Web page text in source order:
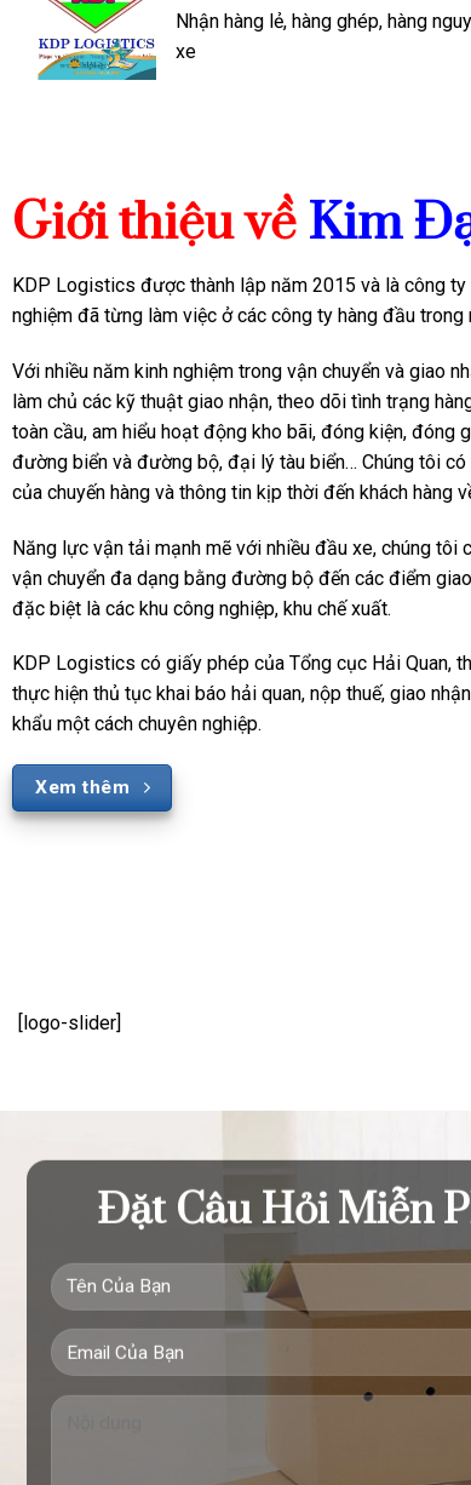
Nhận hàng lẻ, hàng ghép, hàng
xe
Giới thiệu vềKim
KDP Logistics được thành lập năm 2015 và là công
nghiệm đã từng làm việc ở các công ty hàng đầu
Với nhiều năm kinh nghiệm trong vận chuyển và giao
làm chủ các kỹ thuật giao nhận, theo dõi tình trạng
toàn cầu, am hiểu hoạt động kho bãi, đóng kiện, đóng
đường biển và đường bộ, đại lý tàu biển… Chúng tôi
của chuyến hàng và thông tin kịp thời đến khách hàng
Năng lực vận tải mạnh mẽ với nhiều đầu xe, chúng tôi
vận chuyển đa dạng bằng đường bộ đến các điểm
đặc biệt là các khu công nghiệp, khu chế xuất.
KDP Logistics có giấy phép của Tổng cục Hải Quan,
thực hiện thủ tục khai báo hải quan, nộp thuế, giao
khẩu một cách chuyên nghiệp.
Xem thêm
[logo-slider]
Đặt Câu Hỏi Miễn